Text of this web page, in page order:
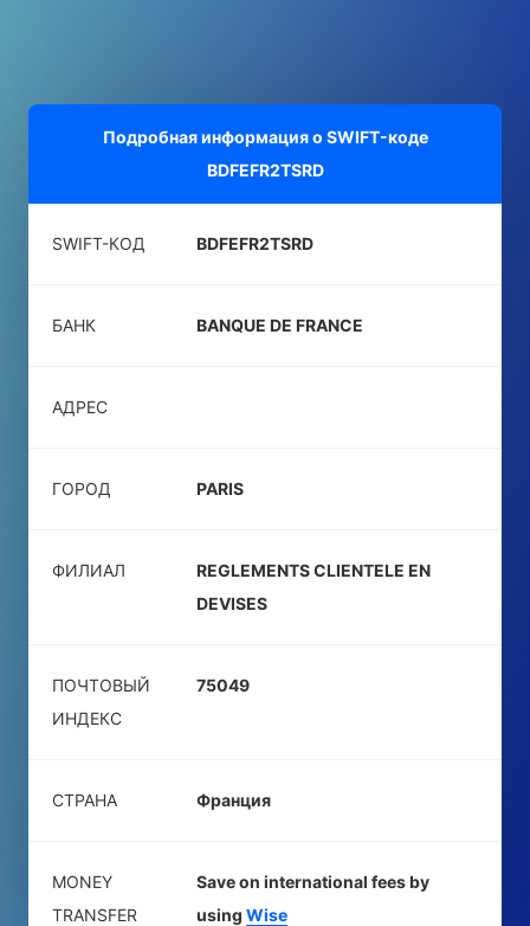
Подробная информация о SWIFT-коде
BDFEFR2TSRD
SWIFT-КОД BDFEFR2TSRD
БАНК BANQUE DE FRANCE
АДРЕС
ГОРОД PARIS
ФИЛИАЛ
REGLEMENTS CLIENTELE EN
DEVISES
ПОЧТОВЫЙ
ИНДЕКС
75049
СТРАНА Франция
MONEY
TRANSFER
Save on international fees by
using Wise